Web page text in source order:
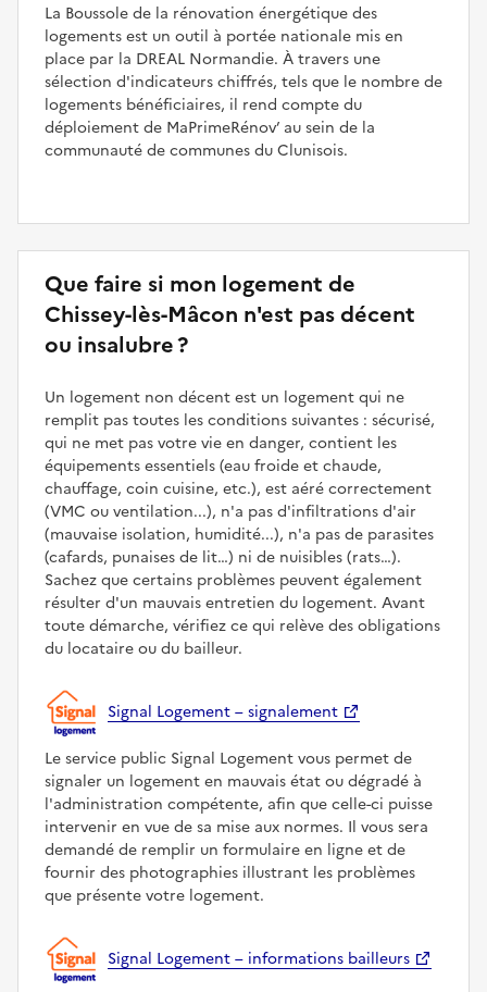
La Boussole de la rénovation énergétique des
logements est un outil à portée nationale mis en
place par la DREAL Normandie. À travers une
sélection d'indicateurs chiffrés, tels que le nombre de
logements bénéficiaires, il rend compte du
déploiement de MaPrimeRénov’ au sein de la
communauté de communes du Clunisois.
Que faire si mon logement de
Chissey-lès-Mâcon n'est pas décent
ou insalubre ?
Un logement non décent est un logement qui ne
remplit pas toutes les conditions suivantes : sécurisé,
qui ne met pas votre vie en danger, contient les
équipements essentiels (eau froide et chaude,
chauffage, coin cuisine, etc.), est aéré correctement
(VMC ou ventilation...), n'a pas d'infiltrations d'air
(mauvaise isolation, humidité...), n'a pas de parasites
(cafards, punaises de lit…) ni de nuisibles (rats…).
Sachez que certains problèmes peuvent également
résulter d'un mauvais entretien du logement. Avant
toute démarche, vérifiez ce qui relève des obligations
du locataire ou du bailleur.
Signal Logement – signalement
Le service public Signal Logement vous permet de
signaler un logement en mauvais état ou dégradé à
l'administration compétente, afin que celle-ci puisse
intervenir en vue de sa mise aux normes. Il vous sera
demandé de remplir un formulaire en ligne et de
fournir des photographies illustrant les problèmes
que présente votre logement.
Signal Logement – informations bailleurs